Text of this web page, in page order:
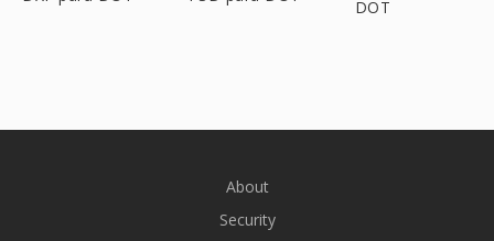
DOT
About
Security